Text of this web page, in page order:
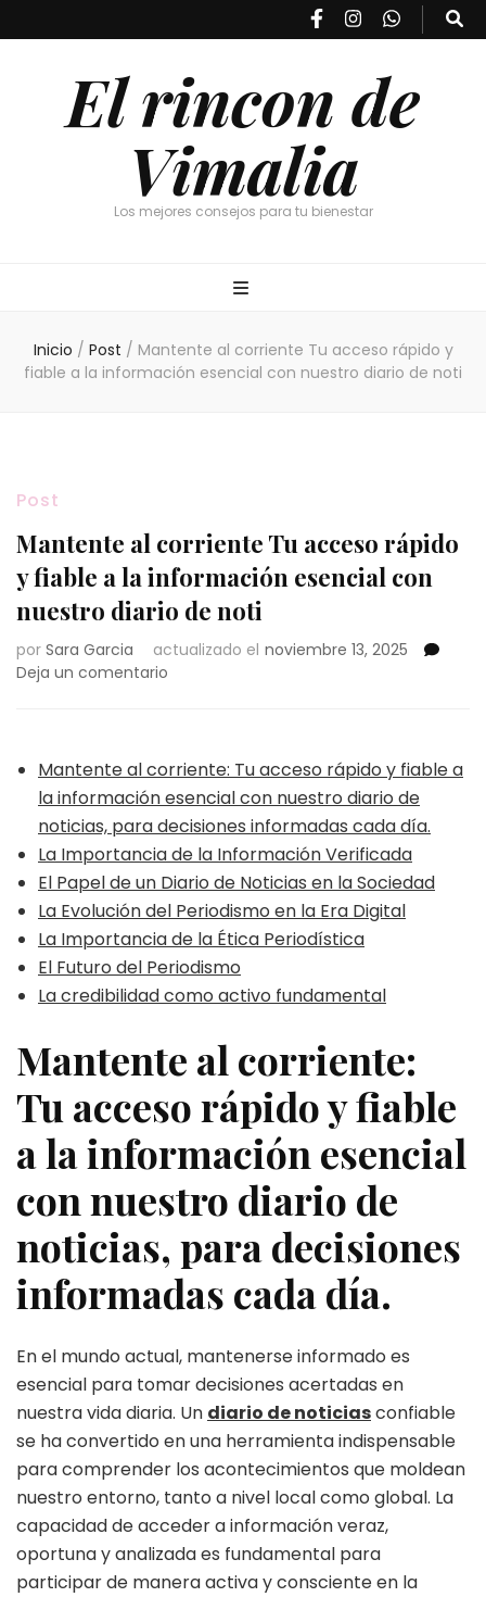
El rincon de
Vimalia
Los mejores consejos para tu bienestar
Inicio / Post / Mantente al corriente Tu acceso rápido y
fiable a la información esencial con nuestro diario de noti
Post
Mantente al corriente Tu acceso rápido
y fiable a la información esencial con
nuestro diario de noti
por Sara Garcia actualizado el noviembre 13, 2025
Deja un comentario
Tu
acceso
rápido
y
fiable
a
la
información
esencial
con
nuestro
noti
Mantente al corriente: Tu acceso rápido y fiable a
la información esencial con nuestro diario de
noticias, para decisiones informadas cada día.
La Importancia de la Información Verificada
El Papel de un Diario de Noticias en la Sociedad
La Evolución del Periodismo en la Era Digital
La Importancia de la Ética Periodística
El Futuro del Periodismo
La credibilidad como activo fundamental
Mantente al corriente:
Tu acceso rápido y fiable
a la información esencial
con nuestro diario de
noticias, para decisiones
informadas cada día.
En el mundo actual, mantenerse informado es
esencial para tomar decisiones acertadas en
nuestra vida diaria. Un diario de noticiasconfiable
se ha convertido en una herramienta indispensable
para comprender los acontecimientos que moldean
nuestro entorno, tanto a nivel local como global. La
capacidad de acceder a información veraz,
oportuna y analizada es fundamental para
participar de manera activa y consciente en la